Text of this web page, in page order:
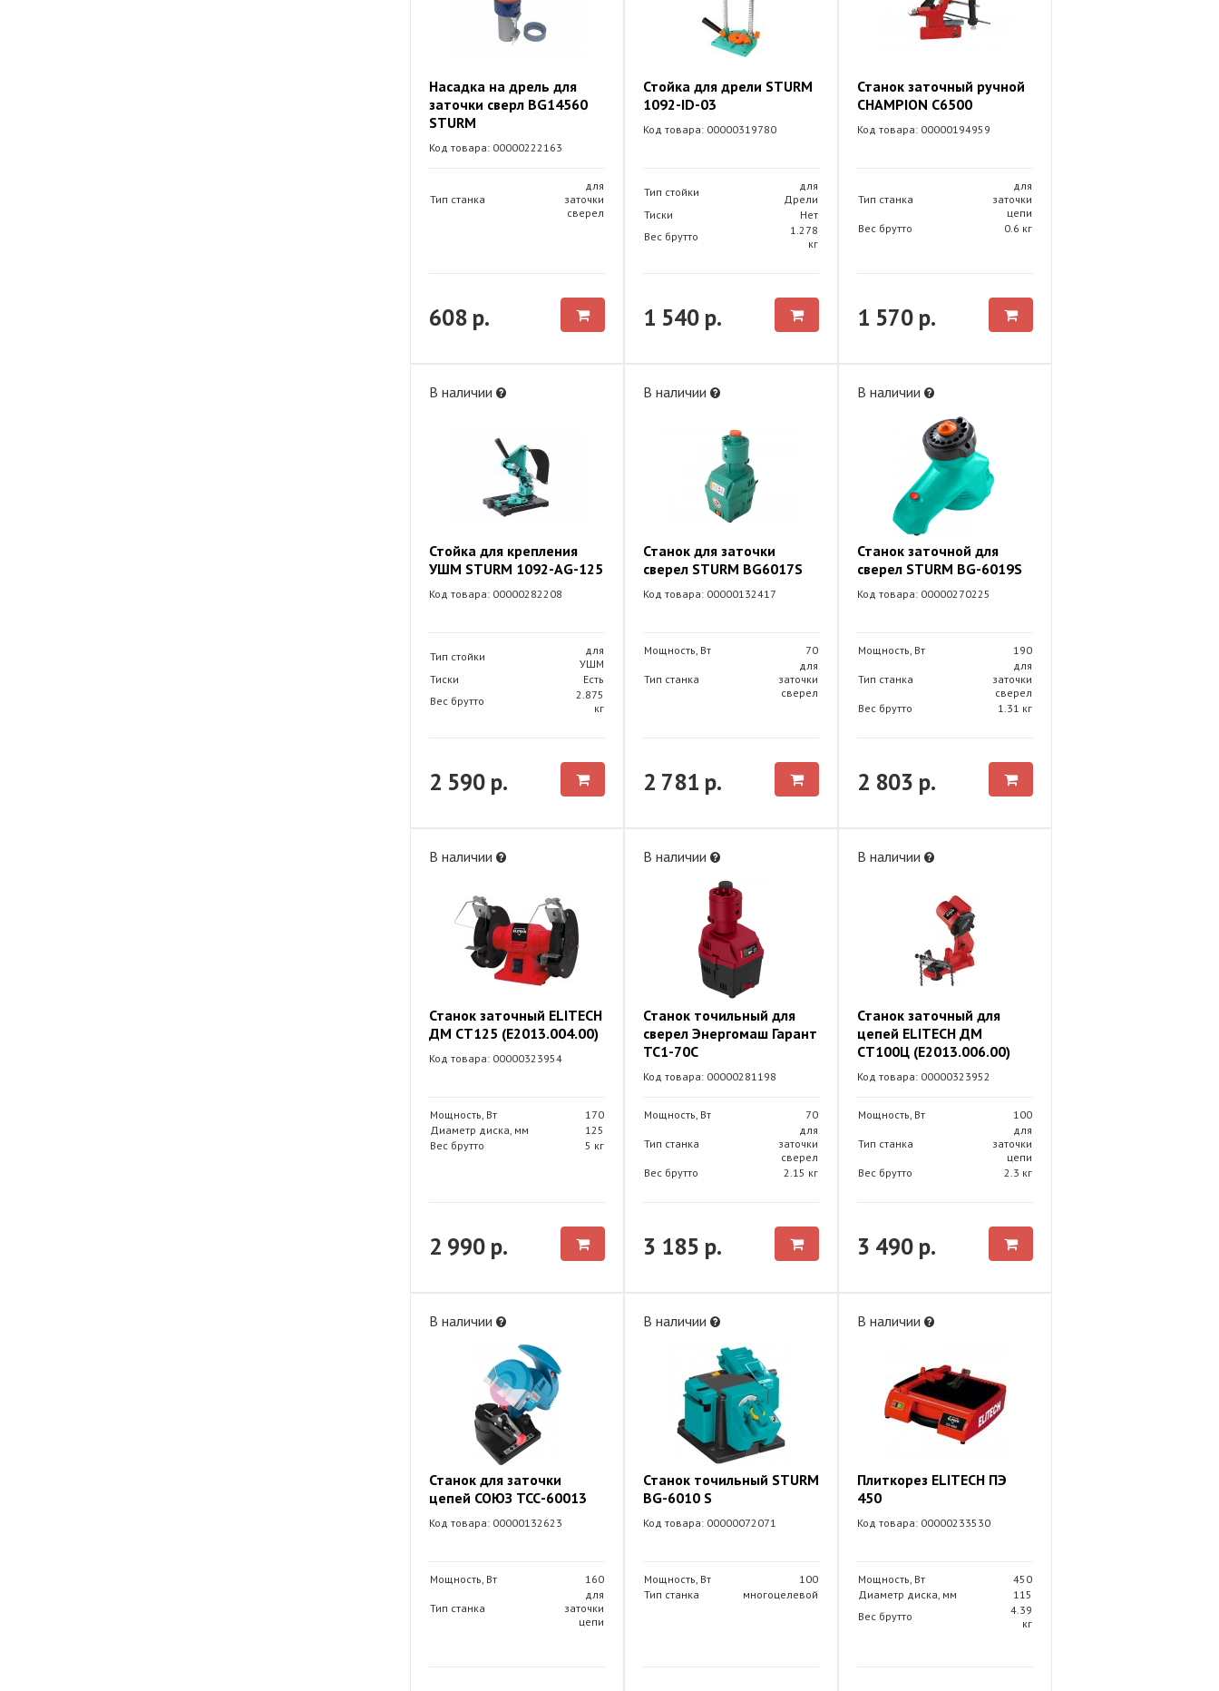
Насадка на дрель для
заточки сверл BG14560
STURM
Код товара: 00000222163
Тип станка
для
заточки
сверел
608 р.
Стойка для дрели STURM
1092-ID-03
Код товара: 00000319780
Тип стойки
для
Дрели
Тиски
Нет
Вес брутто
1.278
кг
1 540 р.
Станок заточный ручной
CHAMPION C6500
Код товара: 00000194959
Тип станка
для
заточки
цепи
Вес брутто
0.6 кг
1 570 р.
В наличии
Стойка для крепления
УШМ STURM 1092-AG-125
Код товара: 00000282208
Тип стойки
для
УШМ
Тиски
Есть
Вес брутто
2.875
кг
2 590 р.
В наличии
Станок для заточки
сверел STURM BG6017S
Код товара: 00000132417
Мощность, Вт 70
Тип станка
для
заточки
сверел
2 781 р.
В наличии
Станок заточной для
сверел STURM BG-6019S
Код товара: 00000270225
Мощность, Вт 190
Тип станка
для
заточки
сверел
Вес брутто
1.31 кг
2 803 р.
В наличии
Станок заточный ELITECH
ДМ СТ125 (E2013.004.00)
Код товара: 00000323954
Мощность, Вт
170
Диаметр диска, мм
125
Вес брутто
5 кг
2 990 р.
В наличии
Станок точильный для
сверел Энергомаш Гарант
ТС1-70С
Код товара: 00000281198
Мощность, Вт 70
Тип станка
для
заточки
сверел
Вес брутто
2.15 кг
3 185 р.
В наличии
Станок заточный для
цепей ELITECH ДМ
СТ100Ц (E2013.006.00)
Код товара: 00000323952
Мощность, Вт 100
Тип станка
для
заточки
цепи
Вес брутто
2.3 кг
3 490 р.
В наличии
Станок для заточки
цепей СОЮЗ ТСС-60013
Код товара: 00000132623
Мощность, Вт 160
Тип станка
для
заточки
цепи
В наличии
Станок точильный STURM
BG-6010 S
Код товара: 00000072071
Мощность, Вт
100
Тип станка
многоцелевой
В наличии
Плиткорез ELITECH ПЭ
450
Код товара: 00000233530
Мощность, Вт
450
Диаметр диска, мм
115
Вес брутто
4.39
кг